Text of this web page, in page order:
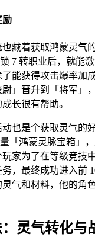
励
藏着获取鸿蒙灵气
7 转职业后，就能
能获得攻击爆率加
」晋升到「将军」
长很有帮助。
也是个获取灵气的
「鸿蒙灵脉宝箱」
家为了在等级竞技
，最终成功进入前
气和材料，他的角
灵气转化与